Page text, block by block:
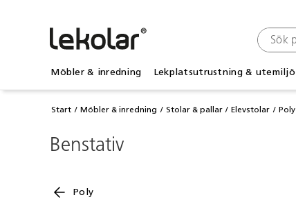
Möbler & inredning Lekplatsutrustning & utemiljö
Start Möbler & inredning Stolar & pallar Elevstolar Poly
Benstativ
Poly